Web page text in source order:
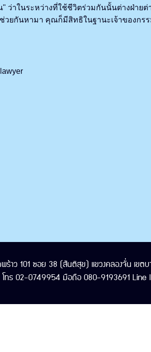
ว่าในระหว่างที่ใช้ชีวิตร่วมกันนั้นต่างฝ่า
ยกันหามา คุณก็มีสิทธิในฐานะเจ้าของกร
าว 101 ซอย 38 (สันติสุข) แขวงคลองจั่น เขต
ร 02-0749954 มือถือ 080-9193691 Line